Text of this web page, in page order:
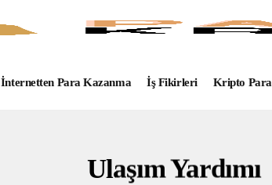
İnternetten Para Kazanma İş Fikirleri Kripto Para
Ulaşım Yardımı